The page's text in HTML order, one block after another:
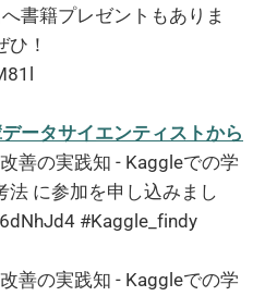
書籍プレゼントもありま
！
ータサイエンティストから
善の実践知 - Kaggleでの学
法 に参加を申し込みまし
#Kaggle_findy
善の実践知 - Kaggleでの学